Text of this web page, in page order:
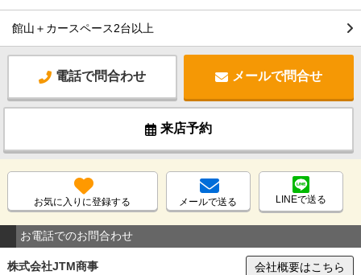
館山＋カースペース2台以上
電話で問合わせ メールで問合せ
来店予約
お気に入りに登録する メールで送る LINEで送る
お電話でのお問合わせ
株式会社JTM商事 会社概要はこちら